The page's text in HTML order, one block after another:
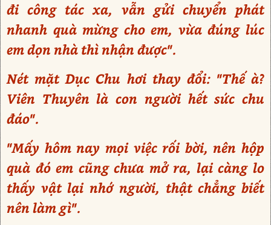
đi công tác xa, vẫn gửi chuyển phát
nhanh quà mừng cho em, vừa đúng lúc
em dọn nhà thì nhận được".
Nét mặt Dục Chu hơi thay đổi: "Thế à?
Viên Thuyên là con người hết sức chu
đáo".
"Mấy hôm nay mọi việc rối bời, nên hộp
quà đó em cũng chưa mở ra, lại càng lo
thấy vật lại nhớ người, thật chẳng biết
nên làm gì".